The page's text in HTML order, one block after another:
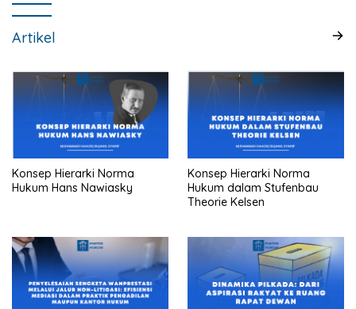
Artikel
Konsep Hierarki Norma
Hukum Hans Nawiasky
Konsep Hierarki Norma
Hukum dalam Stufenbau
Theorie Kelsen